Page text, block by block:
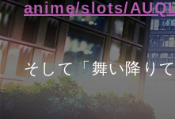
anime/slots/
そして「舞い降り